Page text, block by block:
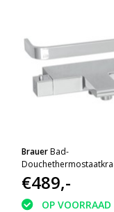
Brauer Bad-
€489,-
OP VOORRAAD